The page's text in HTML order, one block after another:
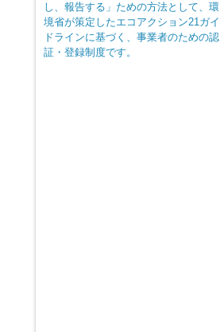
し、報告する」ための方法として、環
境省が策定したエコアクション21ガイ
ドラインに基づく、事業者のための認
証・登録制度です。